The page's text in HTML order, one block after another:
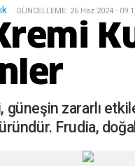
GÜNCELLEME: 26 Haz 2024 -
güneşin zararlı
Frudia,